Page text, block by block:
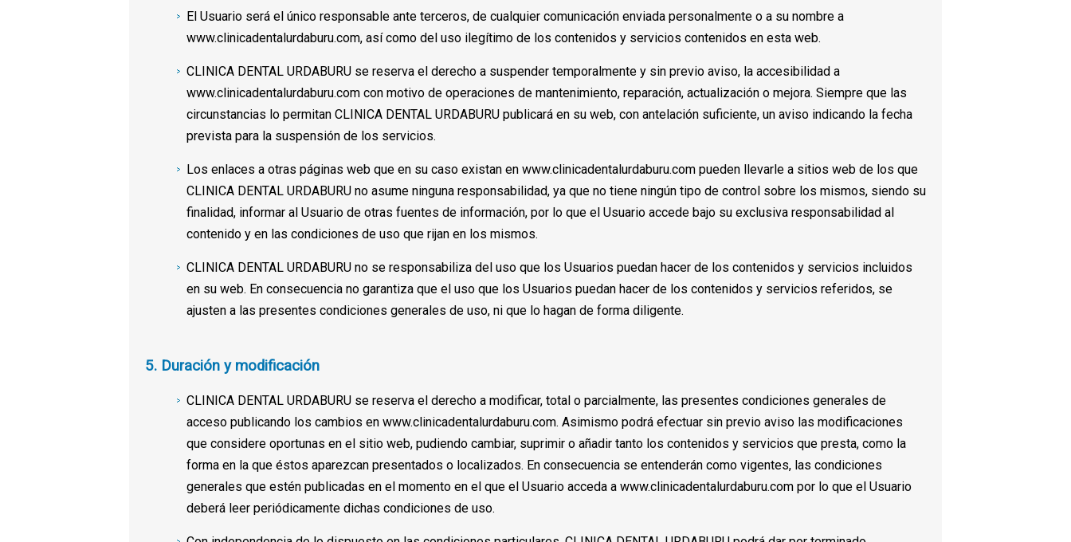
El Usuario será el único responsable ante terceros, de cualquier comunicación enviada personalmente o a su nombre a
www.clinicadentalurdaburu.com, así como del uso ilegítimo de los contenidos y servicios contenidos en esta web.
CLINICA DENTAL URDABURU se reserva el derecho a suspender temporalmente y sin previo aviso, la accesibilidad a
www.clinicadentalurdaburu.com con motivo de operaciones de mantenimiento, reparación, actualización o mejora. Siempre que las
circunstancias lo permitan CLINICA DENTAL URDABURU publicará en su web, con antelación suficiente, un aviso indicando la fecha
prevista para la suspensión de los servicios.
Los enlaces a otras páginas web que en su caso existan en www.clinicadentalurdaburu.com pueden llevarle a sitios web de los que
CLINICA DENTAL URDABURU no asume ninguna responsabilidad, ya que no tiene ningún tipo de control sobre los mismos, siendo su
finalidad, informar al Usuario de otras fuentes de información, por lo que el Usuario accede bajo su exclusiva responsabilidad al
contenido y en las condiciones de uso que rijan en los mismos.
CLINICA DENTAL URDABURU no se responsabiliza del uso que los Usuarios puedan hacer de los contenidos y servicios incluidos
en su web. En consecuencia no garantiza que el uso que los Usuarios puedan hacer de los contenidos y servicios referidos, se
ajusten a las presentes condiciones generales de uso, ni que lo hagan de forma diligente.
5. Duración y modificación
CLINICA DENTAL URDABURU se reserva el derecho a modificar, total o parcialmente, las presentes condiciones generales de
acceso publicando los cambios en www.clinicadentalurdaburu.com. Asimismo podrá efectuar sin previo aviso las modificaciones
que considere oportunas en el sitio web, pudiendo cambiar, suprimir o añadir tanto los contenidos y servicios que presta, como la
forma en la que éstos aparezcan presentados o localizados. En consecuencia se entenderán como vigentes, las condiciones
generales que estén publicadas en el momento en el que el Usuario acceda a www.clinicadentalurdaburu.com por lo que el Usuario
deberá leer periódicamente dichas condiciones de uso.